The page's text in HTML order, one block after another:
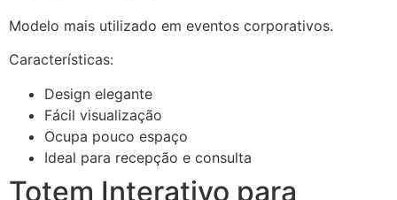
Modelo mais utilizado em eventos corporativos.
Características:
Design elegante
Fácil visualização
Ocupa pouco espaço
Ideal para recepção e consulta
Totem Interativo para